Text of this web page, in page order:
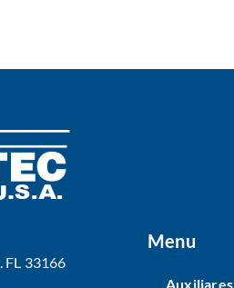
FL 33166
Menu
Auxiliares